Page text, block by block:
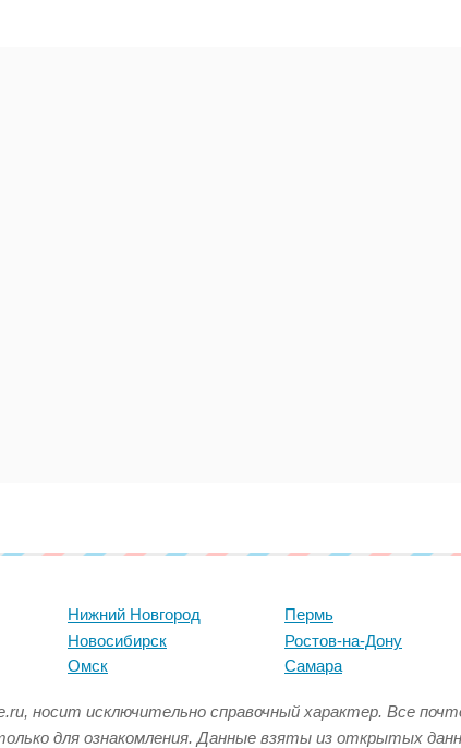
Нижний Новгород
Новосибирск
Омск
Пермь
Ростов-на-Дону
Самара
носит исключительно справочный характер. Все
для ознакомления. Данные взяты из открытых